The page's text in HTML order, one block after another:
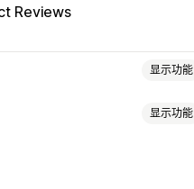
Reviews
显示功能
显示功能